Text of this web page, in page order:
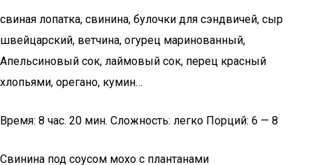
свиная лопатка, свинина, булочки для сэндвичей, сыр
швейцарский, ветчина, огурец маринованный,
Апельсиновый сок, лаймовый сок, перец красный
хлопьями, орегано, кумин…
Время: 8 час. 20 мин. Сложность: легко Порций: 6 — 8
Свинина под соусом мохо с плантанами